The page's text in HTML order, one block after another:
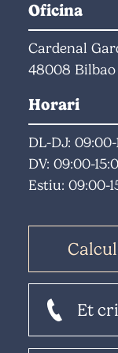
Oficina
Cardenal
48008 Bilbao
Horari
DL-DJ:
DV: 09:00-
Estiu: 09:00-
Et